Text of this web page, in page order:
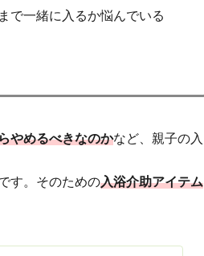
で一緒に入るか悩んでいる
やめるべきなのかなど、親子の入
す。そのための入浴介助アイテム